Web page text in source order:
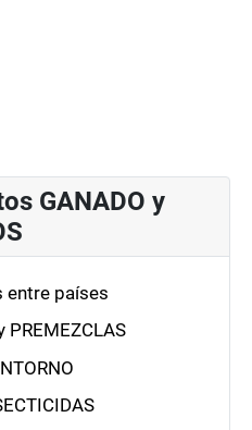
GANADO y
entre países
PREMEZCLAS